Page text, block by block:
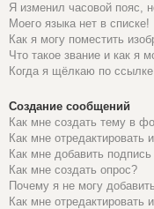
Я изменил часовой пояс,
Моего языка нет в списке!
Как я могу поместить
Что такое звание и как я
Когда я щёлкаю по
Создание сообщений
Как мне создать тему в
Как мне отредактировать
Как мне добавить
Как мне создать опрос?
Почему я не могу
Как мне отредактировать